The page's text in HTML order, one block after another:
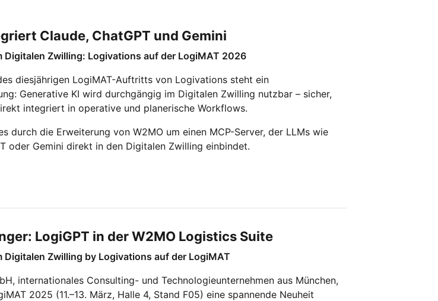
Claude, ChatGPT und Gemini
Digitalen Zwilling: Logivations auf der LogiMAT 2026
diesjährigen LogiMAT-Auftritts von Logivations steht ein
Generative KI wird durchgängig im Digitalen Zwilling nutzbar – sicher,
integriert in operative und planerische Workflows.
durch die Erweiterung von W2MO um einen MCP-Server, der LLMs wie
oder Gemini direkt in den Digitalen Zwilling einbindet.
LogiGPT in der W2MO Logistics Suite
Digitalen Zwilling by Logivations auf der LogiMAT
internationales Consulting- und Technologieunternehmen aus München,
2025 (11.–13. März, Halle 4, Stand F05) eine spannende Neuheit